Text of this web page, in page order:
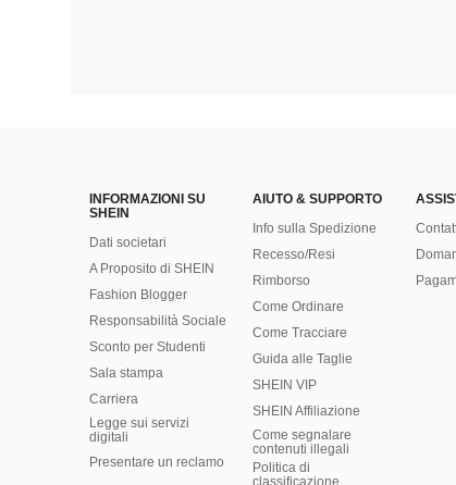
INFORMAZIONI SU
SHEIN
Dati societari
A Proposito di SHEIN
Fashion Blogger
Responsabilità Sociale
Sconto per Studenti
Sala stampa
Carriera
Legge sui servizi
digitali
Presentare un reclamo
AIUTO & SUPPORTO
Info sulla Spedizione
Recesso/Resi
Rimborso
Come Ordinare
Come Tracciare
Guida alle Taglie
SHEIN VIP
SHEIN Affiliazione
Come segnalare
contenuti illegali
Politica di
classificazione